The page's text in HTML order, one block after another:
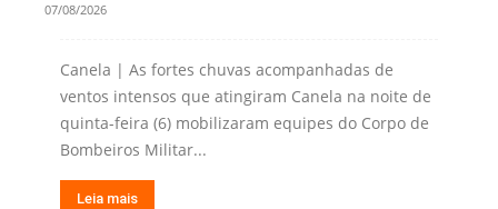
07/08/2026
Canela | As fortes chuvas acompanhadas de
ventos intensos que atingiram Canela na noite de
quinta-feira (6) mobilizaram equipes do Corpo de
Bombeiros Militar...
Leia mais